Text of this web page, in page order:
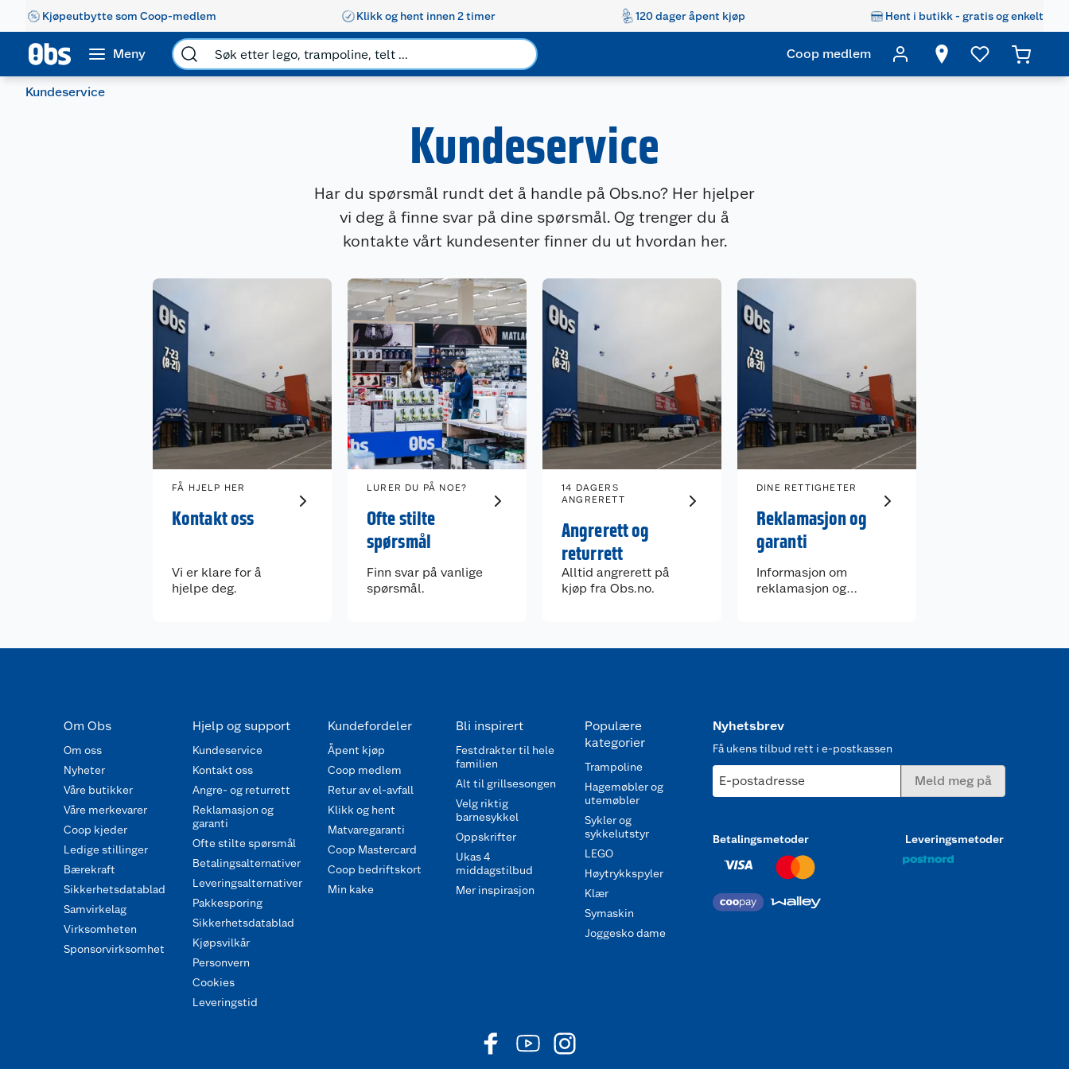
Kjøpeutbytte som Coop-medlem Klikk og hent innen 2 timer 120 dager åpent kjøp Hent i butikk - gratis og enkelt
Meny Coop medlem
Kundeservice
Kundeservice
Har du spørsmål rundt det å handle på Obs.no? Her hjelper
vi deg å finne svar på dine spørsmål. Og trenger du å
kontakte vårt kundesenter finner du ut hvordan her.
FÅ HJELP HER
Kontakt oss
Vi er klare for å
hjelpe deg.
LURER DU PÅ NOE?
Ofte stilte
spørsmål
Finn svar på vanlige
spørsmål.
14 DAGERS
ANGRERETT
Angrerett og
returrett
Alltid angrerett på
kjøp fra Obs.no.
DINE RETTIGHETER
Reklamasjon og
garanti
Informasjon om
reklamasjon og
Om Obs
Om oss
Nyheter
Våre butikker
Våre merkevarer
Coop kjeder
Ledige stillinger
Bærekraft
Sikkerhetsdatablad
Samvirkelag
Virksomheten
Sponsorvirksomhet
Hjelp og support
Kundeservice
Kontakt oss
Angre- og returrett
Reklamasjon og
garanti
Ofte stilte spørsmål
Betalingsalternativer
Leveringsalternativer
Pakkesporing
Sikkerhetsdatablad
Kjøpsvilkår
Personvern
Cookies
Leveringstid
Kundefordeler
Åpent kjøp
Coop medlem
Retur av el-avfall
Klikk og hent
Matvaregaranti
Coop Mastercard
Coop bedriftskort
Min kake
Bli inspirert
Festdrakter til hele
familien
Alt til grillsesongen
Velg riktig
barnesykkel
Oppskrifter
Ukas 4
middagstilbud
Mer inspirasjon
Populære
kategorier
Trampoline
Hagemøbler og
utemøbler
Sykler og
sykkelutstyr
LEGO
Høytrykkspyler
Klær
Symaskin
Joggesko dame
Nyhetsbrev
Få ukens tilbud rett i e-postkassen
E-postadresse Meld meg på
Betalingsmetoder Leveringsmetoder